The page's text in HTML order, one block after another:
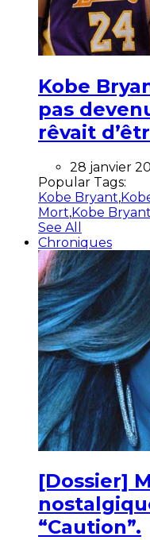
Kobe
pas
rêvait
28 janvier
Popular Tags:
Kobe Bryant,
Mort,Kobe
See All
Chroniques
[Dossier]
“Caution”.